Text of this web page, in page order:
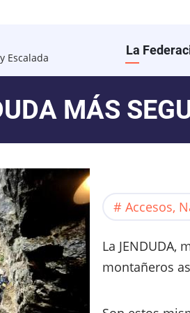
Escalada
Main
La
MÁS
Accesos,
La JENDUDA,
montañeros